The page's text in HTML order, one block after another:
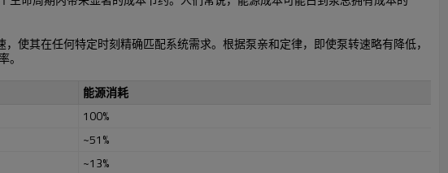
使其在任何特定时刻精确匹配系统需求。根据泵亲和定律，即使泵转速略有降低，
能源消耗
100%
~51%
~13%